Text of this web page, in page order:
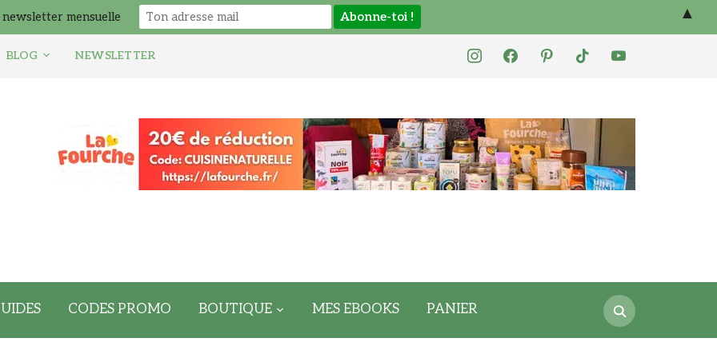
instagramfacebookpinteresttiktok youtube
BLOG NEWSLETTER
Search
for:
CODES PROMO BOUTIQUE MES EBOOKS PANIER
newsletter mensuelle ▲